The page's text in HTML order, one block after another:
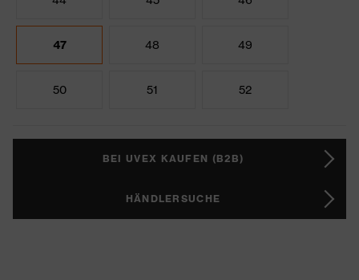
47 48 49
50 51 52
BEI UVEX KAUFEN (B2B)
HÄNDLERSUCHE